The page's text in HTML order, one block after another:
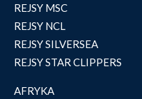
REJSY MSC
REJSY NCL
REJSY SILVERSEA
REJSY STAR CLIPPERS
AFRYKA